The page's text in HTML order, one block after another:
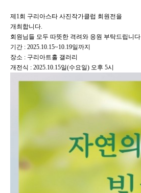
제1회 구리아스타 사진작가클럽 회원전을
개최합니다.
회원님들 모두 따뜻한 격려와 응원 부탁드립니다
기간 : 2025.10.15~10.19일까지
장소 : 구리아트홀 갤러리
개전식 : 2025.10.15일(수요일) 오후 5시